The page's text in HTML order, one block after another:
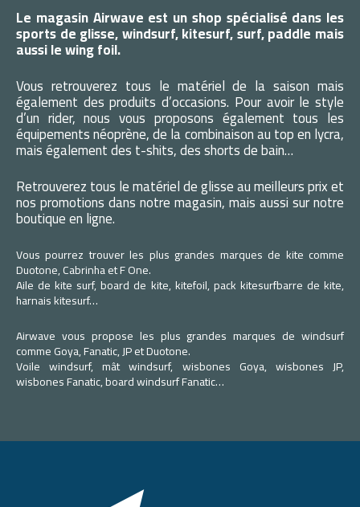
Le magasin Airwave est un shop spécialisé dans les
sports de glisse, windsurf, kitesurf, surf, paddle mais
aussi le wing foil.
Vous retrouverez tous le matériel de la saison mais
également des produits d’occasions. Pour avoir le style
d’un rider, nous vous proposons également tous les
équipements néoprène, de la combinaison au top en lycra,
mais également des t-shits, des shorts de bain…
Retrouverez tous le matériel de glisse au meilleurs prix et
nos promotions dans notre magasin, mais aussi sur notre
boutique en ligne.
Vous pourrez trouver les plus grandes marques de kite comme
Duotone, Cabrinha et F One.
Aile de kite surf, board de kite, kitefoil, pack kitesurfbarre de kite,
harnais kitesurf…
Airwave vous propose les plus grandes marques de windsurf
comme Goya, Fanatic, JP et Duotone.
Voile windsurf, mât windsurf, wisbones Goya, wisbones JP,
wisbones Fanatic, board windsurf Fanatic…